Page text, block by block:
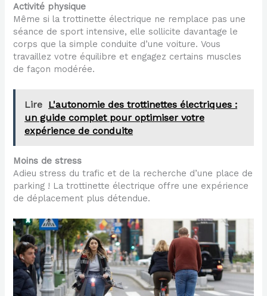
Activité physique
Même si la trottinette électrique ne remplace pas une
séance de sport intensive, elle sollicite davantage le
corps que la simple conduite d’une voiture. Vous
travaillez votre équilibre et engagez certains muscles
de façon modérée.
Lire L'autonomie des trottinettes électriques :
un guide complet pour optimiser votre
expérience de conduite
Moins de stress
Adieu stress du trafic et de la recherche d’une place de
parking ! La trottinette électrique offre une expérience
de déplacement plus détendue.